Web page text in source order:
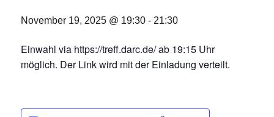
November 19, 2025 @ 19:30 - 21:30
Einwahl via https://treff.darc.de/ ab 19:15 Uhr
möglich. Der Link wird mit der Einladung verteilt.